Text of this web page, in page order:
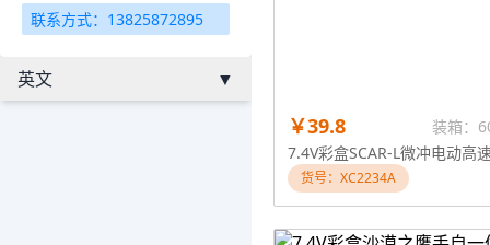
联系方式：13825872895
英文 ▼
￥39.8 装箱：
货号：XC2234A